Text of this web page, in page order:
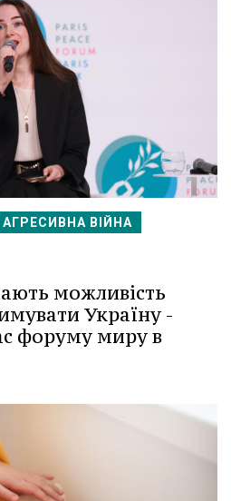
АГРЕСИВНА ВІЙНА
можливість
Україну -
форуму миру в